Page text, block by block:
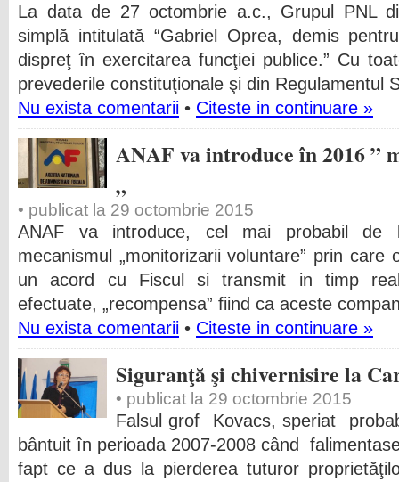
La data de 27 octombrie a.c., Grupul PNL
simplă intitulată “Gabriel Oprea, demis
dispreţ în exercitarea funcţiei publice.” Cu
prevederile constituţionale şi din Regulamentul
Nu exista comentarii • Citeste in continuare »
ANAF va introduce în 2016 ”
„
• publicat la 29 octombrie 2015
ANAF va introduce, cel mai probabil de
mecanismul „monitorizarii voluntare” prin
un acord cu Fiscul si transmit in timp
efectuate, „recompensa” fiind ca aceste
Nu exista comentarii • Citeste in continuare »
Siguranţă şi chivernisire la
• publicat la 29 octombrie 2015
Falsul grof Kovacs, speriat
bântuit în perioada 2007-2008 când
fapt ce a dus la pierderea tuturor